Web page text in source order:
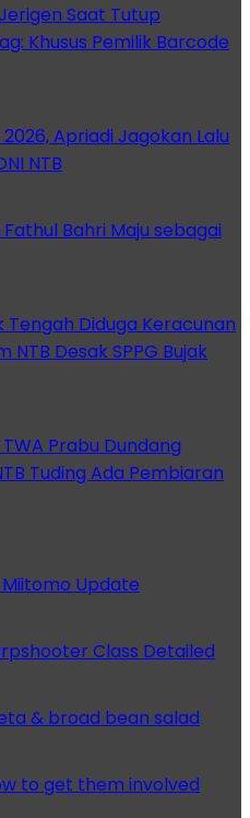
Saat Tutup
Khusus Pemilik Barcode
Apriadi Jagokan Lalu
NTB
Fathul Bahri Maju sebagai
Tengah Diduga Keracunan
NTB Desak SPPG Bujak
Prabu Dundang
Tuding Ada Pembiaran
Update
Class Detailed
& broad bean salad
to get them involved